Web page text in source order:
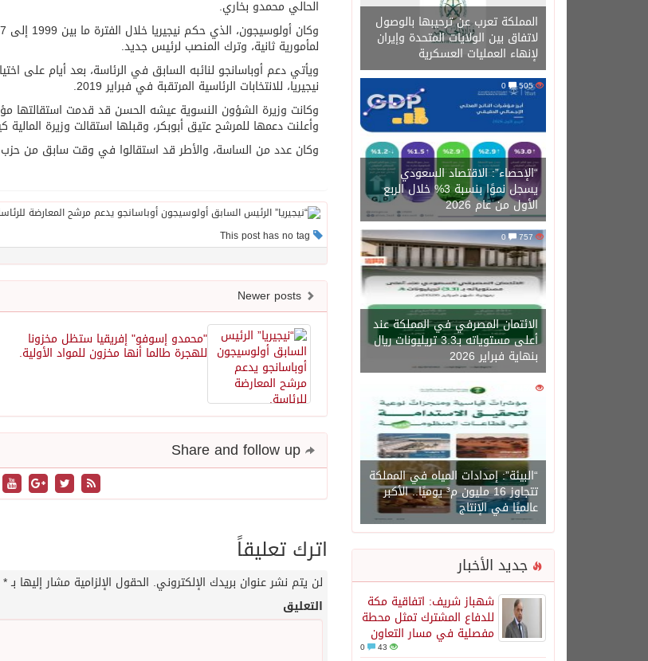
المملكة تعرب عن ترحيبها بالوصول
لاتفاق بين الولايات المتحدة وإيران
لإنهاء العمليات العسكرية
505
“الإحصاء”: الاقتصاد السعودي
يسجل نموًا بنسبة 3% خلال الربع
الأول من عام 2026
757
0
الائتمان المصرفي في المملكة عند
أعلى مستوياته بـ3.3 تريليونات ريال
بنهاية فبراير 2026
1450
“البيئة”: إمدادات المياه في المملكة
تتجاوز 16 مليون م³ يوميًا.. الأكبر
عالميًا في الإنتاج
جديد الأخبار
شهباز شريف: اتفاقية مكة
للدفاع المشترك تمثل محطة
مفصلية في مسار التعاون
43
الحالي محمدو بخاري.
لمأمورية ثانية، وترك المنصب لرئيس جديد.
ويأتي دعم أوباسانجو لنائبه السابق في الرئاسة، بعد أيام على
نيجيريا، للانتخابات الرئاسية المرتقبة في فبراير 2019.
وكانت وزيرة الشؤون النسوية عيشه الحسن قد قدمت استقالتها
وأعلنت دعمها للمرشح عتيق أبوبكر، وقبلها استقالت وزيرة
وكان عدد من الساسة، والأطر قد استقالوا في وقت سابق من حزب
"محمدو إسوفو" إفريقيا ستظل مخزونا
للهجرة طالما أنها مخزون للمواد الأولية.
اترك تعليقاً
لن يتم نشر عنوان بريدك الإلكتروني. الحقول الإلزامية مشار إليها بـ*
التعليق